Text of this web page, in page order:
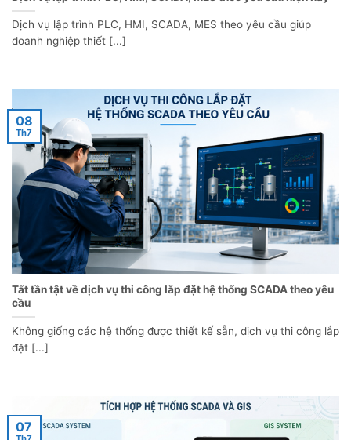
Dịch vụ lập trình PLC, HMI, SCADA, MES theo yêu cầu giúp
doanh nghiệp thiết [...]
Tất tần tật về dịch vụ thi công lắp đặt hệ thống SCADA theo yêu
cầu
Không giống các hệ thống được thiết kế sẵn, dịch vụ thi công lắp
đặt [...]
08
Th7
07